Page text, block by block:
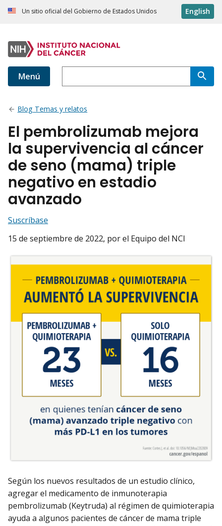
Un sitio oficial del Gobierno de Estados Unidos English
Menú
Blog Temas y relatos
El pembrolizumab mejora
la supervivencia al cáncer
de seno (mama) triple
negativo en estadio
avanzado
Suscríbase
15 de septiembre de 2022, por el Equipo del NCI
Según los nuevos resultados de un estudio clínico,
agregar el medicamento de inmunoterapia
pembrolizumab (Keytruda) al régimen de quimioterapia
ayuda a algunos pacientes de cáncer de mama triple